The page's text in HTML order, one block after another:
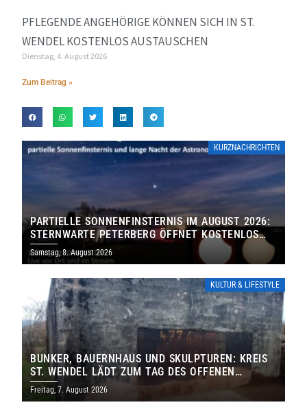
PFLEGENDE ANGEHÖRIGE KÖNNEN SICH IN ST.
WENDEL KOSTENLOS AUSTAUSCHEN
Dienstag, 4. August 2026
Zum Beitrag »
KURZNACHRICHTEN
PARTIELLE SONNENFINSTERNIS IM AUGUST 2026:
STERNWARTE PETERBERG ÖFFNET KOSTENLOS
IHRE TORE
Samstag, 8. August 2026
KULTUR & LIFESTYLE
BUNKER, BAUERNHAUS UND SKULPTUREN: KREIS
ST. WENDEL LÄDT ZUM TAG DES OFFENEN
DENKMALS EIN
Freitag, 7. August 2026